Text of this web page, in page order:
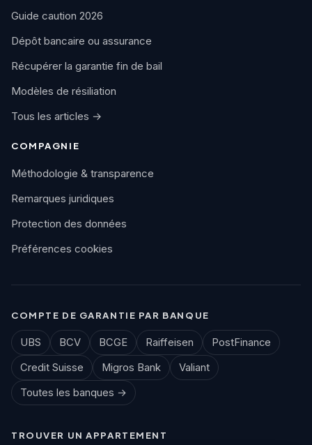
Guide caution 2026
Dépôt bancaire ou assurance
Récupérer la garantie fin de bail
Modèles de résiliation
Tous les articles →
COMPAGNIE
Méthodologie & transparence
Remarques juridiques
Protection des données
Préférences cookies
COMPTE DE GARANTIE PAR BANQUE
UBS BCV BCGE Raiffeisen
PostFinance
Credit Suisse
Migros Bank
Valiant
Toutes les banques →
TROUVER UN APPARTEMENT